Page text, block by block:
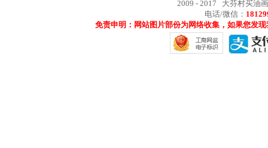
2009 - 2017 大芬村买油
电话/微信：
免责申明：网站图片部份为网络收集，如果您发